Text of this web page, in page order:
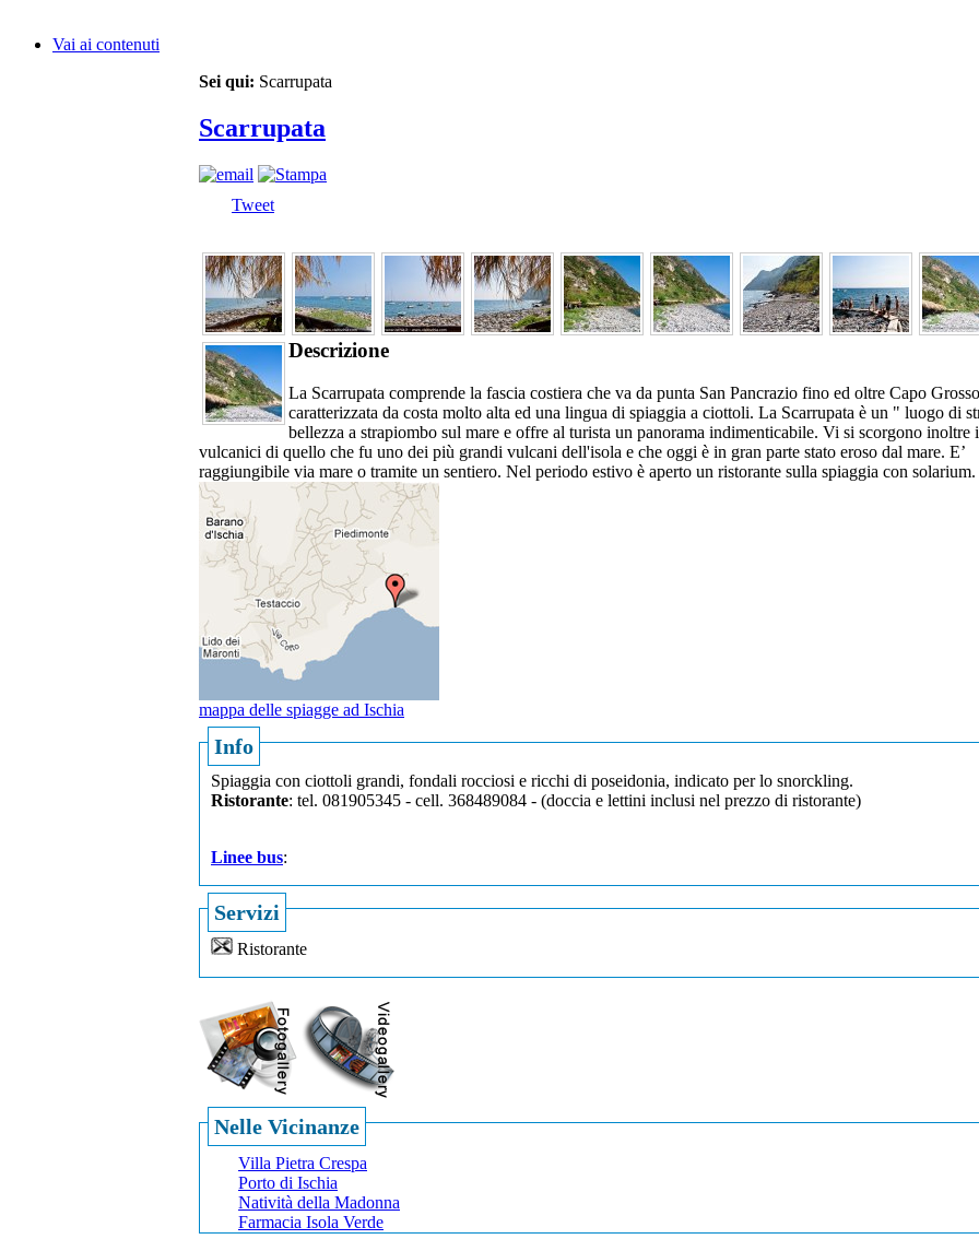
Vai ai contenuti
Sei qui: Scarrupata
Scarrupata
Tweet
Descrizione
La Scarrupata comprende la fascia costiera che va da punta San Pancrazio fino ed oltre Capo
caratterizzata da costa molto alta ed una lingua di spiaggia a ciottoli. La Scarrupata è un " luogo di
bellezza a strapiombo sul mare e offre al turista un panorama indimenticabile. Vi si scorgono inoltre
vulcanici di quello che fu uno dei più grandi vulcani dell'isola e che oggi è in gran parte stato eroso dal mare. E’
raggiungibile via mare o tramite un sentiero. Nel periodo estivo è aperto un ristorante sulla spiaggia con solarium.
mappa delle spiagge ad Ischia
Info
Spiaggia con ciottoli grandi, fondali rocciosi e ricchi di poseidonia, indicato per lo snorckling.
Ristorante: tel. 081905345 - cell. 368489084 - (doccia e lettini inclusi nel prezzo di ristorante)
Linee bus:
Servizi
Ristorante
Nelle Vicinanze
Villa Pietra Crespa
Porto di Ischia
Natività della Madonna
Farmacia Isola Verde